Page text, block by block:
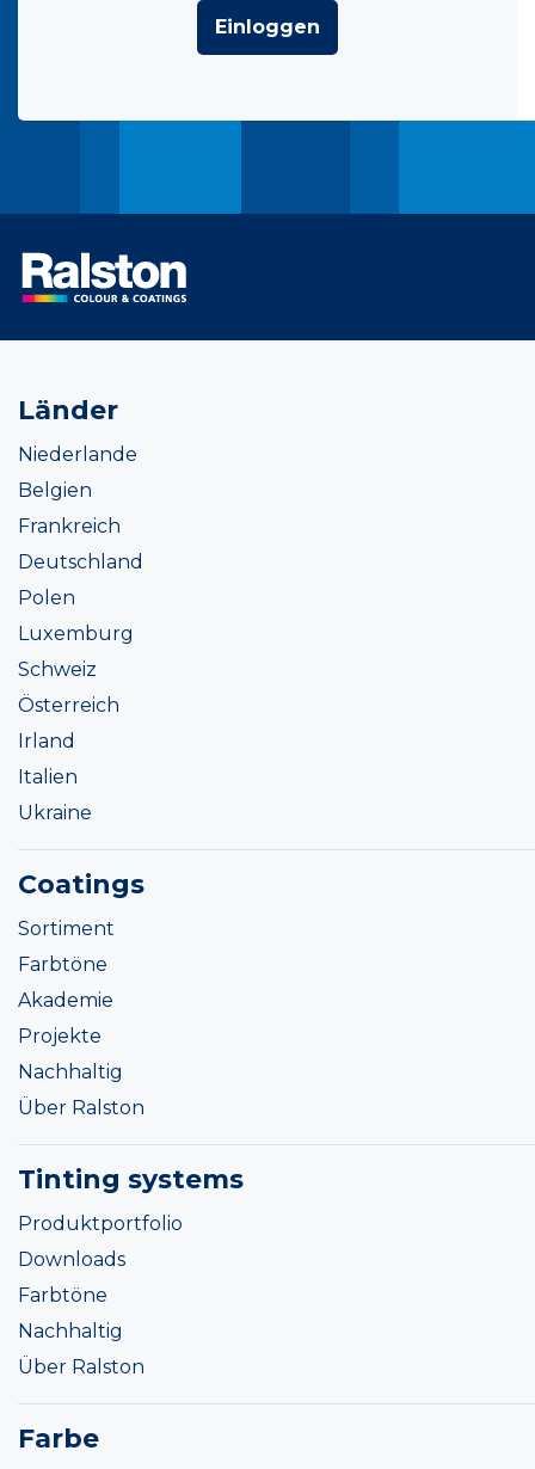
Einloggen
Länder
Niederlande
Belgien
Frankreich
Deutschland
Polen
Luxemburg
Schweiz
Österreich
Irland
Italien
Ukraine
Coatings
Sortiment
Farbtöne
Akademie
Projekte
Nachhaltig
Über Ralston
Tinting systems
Produktportfolio
Downloads
Farbtöne
Nachhaltig
Über Ralston
Farbe